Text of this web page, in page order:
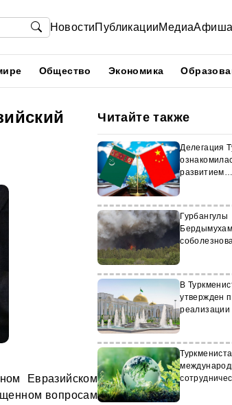
НовостиПубликацииМедиаАфиша
Общество Экономика
Евразийском
вопросам
Читайте также
Делегация
развитием
Гурбангулы
пожаров
В
утвержден
реализации